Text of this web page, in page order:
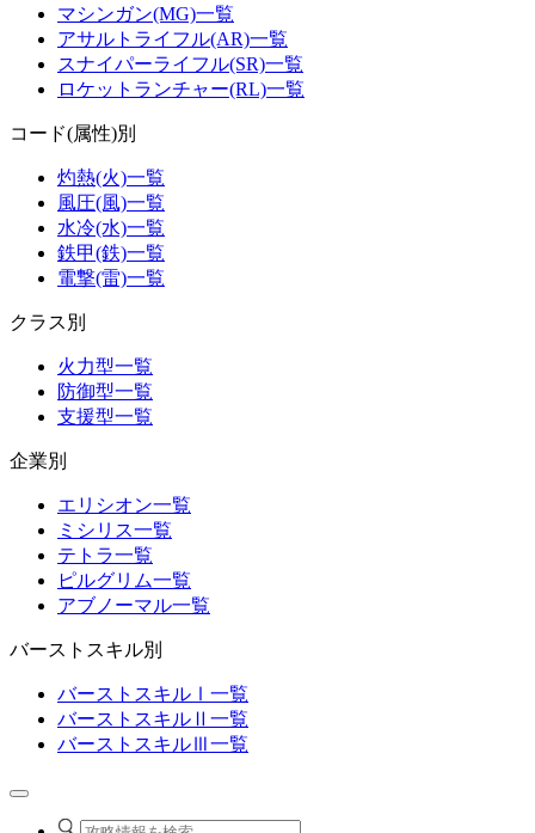
マシンガン(MG)一覧
アサルトライフル(AR)一覧
スナイパーライフル(SR)一覧
ロケットランチャー(RL)一覧
コード(属性)別
灼熱(火)一覧
風圧(風)一覧
水冷(水)一覧
鉄甲(鉄)一覧
電撃(雷)一覧
クラス別
火力型一覧
防御型一覧
支援型一覧
企業別
エリシオン一覧
ミシリス一覧
テトラ一覧
ピルグリム一覧
アブノーマル一覧
バーストスキル別
バーストスキルⅠ一覧
バーストスキルⅡ一覧
バーストスキルⅢ一覧